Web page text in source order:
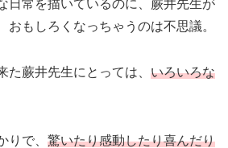
日常を描いているのに、蕨井先生が
おもしろくなっちゃうのは不思議。
た蕨井先生にとっては、 いろいろな
りで、 驚いたり感動したり喜んだり